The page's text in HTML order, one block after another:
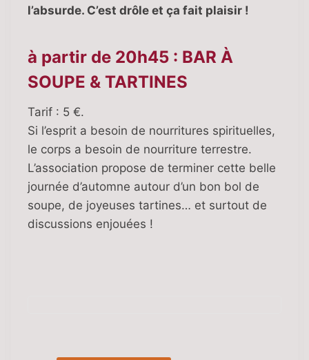
l’absurde. C’est drôle et ça fait plaisir !
à partir de 20h45 : BAR À
SOUPE & TARTINES
Tarif : 5 €.
Si l’esprit a besoin de nourritures spirituelles,
le corps a besoin de nourriture terrestre.
L’association propose de terminer cette belle
journée d’automne autour d’un bon bol de
soupe, de joyeuses tartines… et surtout de
discussions enjouées !